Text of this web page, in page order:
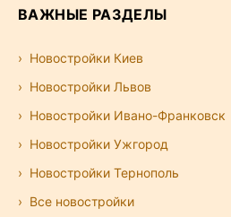
ВАЖНЫЕ РАЗДЕЛЫ
Новостройки Киев
Новостройки Львов
Новостройки Ивано-Франковск
Новостройки Ужгород
Новостройки Тернополь
Все новостройки